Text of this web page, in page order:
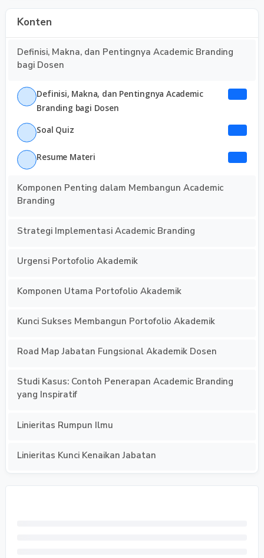
Konten
Definisi, Makna, dan Pentingnya Academic Branding
bagi Dosen
Definisi, Makna, dan Pentingnya Academic
Branding bagi Dosen
Soal Quiz
Resume Materi
Komponen Penting dalam Membangun Academic
Branding
Strategi Implementasi Academic Branding
Urgensi Portofolio Akademik
Komponen Utama Portofolio Akademik
Kunci Sukses Membangun Portofolio Akademik
Road Map Jabatan Fungsional Akademik Dosen
Studi Kasus: Contoh Penerapan Academic Branding
yang Inspiratif
Linieritas Rumpun Ilmu
Linieritas Kunci Kenaikan Jabatan